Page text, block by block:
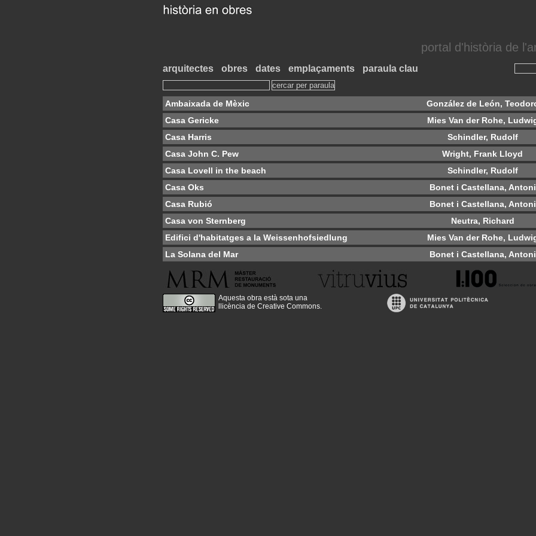
portal d'història de
arquitectes obres dates emplaçaments paraula clau
Ambaixada de Mèxic González de León,
Casa Gericke
Mies Van der Rohe,
Casa Harris
Schindler, Rudolf
Casa John C. Pew
Wright, Frank Lloyd
Casa Lovell in the beach
Schindler, Rudolf
Casa Oks
Bonet i Castellana, Antoni
Casa Rubió
Bonet i Castellana, Antoni
Casa von Sternberg
Neutra, Richard
Edifici d'habitatges a la Weissenhofsiedlung
Mies Van der Rohe,
La Solana del Mar
Bonet i Castellana, Antoni
Aquesta obra està sota una
llicència de Creative Commons.